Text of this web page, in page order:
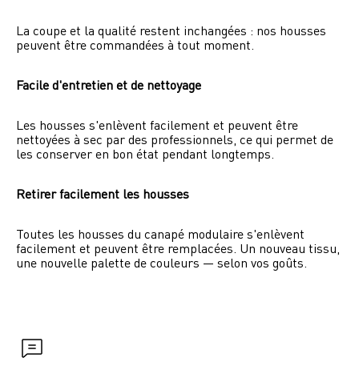
La coupe et la qualité restent inchangées : nos housses
peuvent être commandées à tout moment.
Facile d'entretien et de nettoyage
Les housses s'enlèvent facilement et peuvent être
nettoyées à sec par des professionnels, ce qui permet de
les conserver en bon état pendant longtemps.
Retirer facilement les housses
Toutes les housses du canapé modulaire s'enlèvent
facilement et peuvent être remplacées. Un nouveau tissu,
une nouvelle palette de couleurs — selon vos goûts.